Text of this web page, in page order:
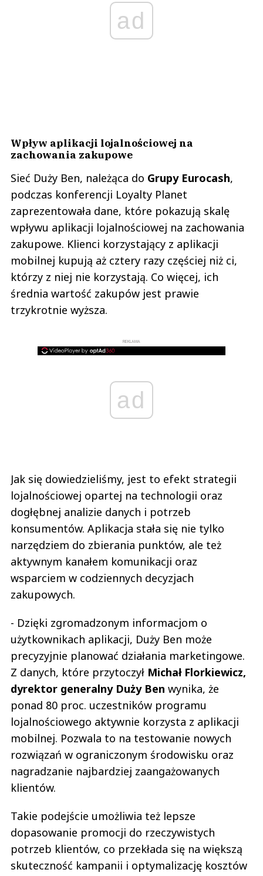
ad
Wpływ aplikacji lojalnościowej na
zachowania zakupowe
Sieć Duży Ben, należąca do Grupy Eurocash,
podczas konferencji Loyalty Planet
zaprezentowała dane, które pokazują skalę
wpływu aplikacji lojalnościowej na zachowania
zakupowe. Klienci korzystający z aplikacji
mobilnej kupują aż cztery razy częściej niż ci,
którzy z niej nie korzystają. Co więcej, ich
średnia wartość zakupów jest prawie
trzykrotnie wyższa.
REKLAMA
ad
Jak się dowiedzieliśmy, jest to efekt strategii
lojalnościowej opartej na technologii oraz
dogłębnej analizie danych i potrzeb
konsumentów. Aplikacja stała się nie tylko
narzędziem do zbierania punktów, ale też
aktywnym kanałem komunikacji oraz
wsparciem w codziennych decyzjach
zakupowych.
- Dzięki zgromadzonym informacjom o
użytkownikach aplikacji, Duży Ben może
precyzyjnie planować działania marketingowe.
Z danych, które przytoczył Michał Florkiewicz,
dyrektor generalny Duży Ben wynika, że
ponad 80 proc. uczestników programu
lojalnościowego aktywnie korzysta z aplikacji
mobilnej. Pozwala to na testowanie nowych
rozwiązań w ograniczonym środowisku oraz
nagradzanie najbardziej zaangażowanych
klientów.
Takie podejście umożliwia też lepsze
dopasowanie promocji do rzeczywistych
potrzeb klientów, co przekłada się na większą
skuteczność kampanii i optymalizację kosztów